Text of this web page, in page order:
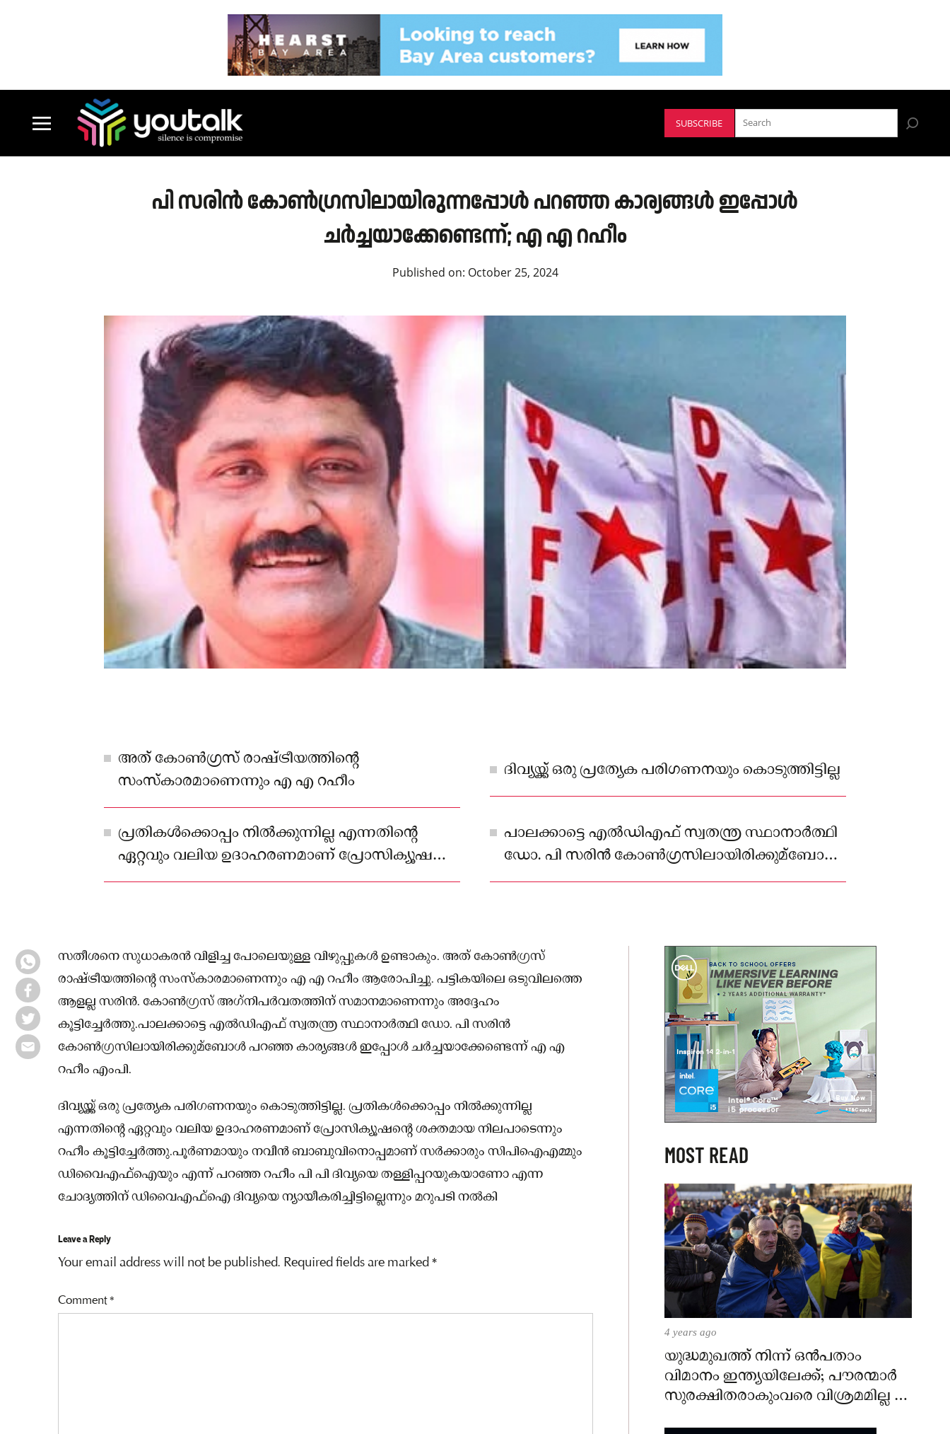
SUBSCRIBE
പി സരിന്‍ കോണ്‍ഗ്രസിലായിരുന്നപ്പോൾ പറഞ്ഞ കാര്യങ്ങള്‍ ഇപ്പോള്‍
ചര്‍ച്ചയാക്കേണ്ടെന്ന്; എ എ റഹീം
Published on: October 25, 2024
അത് കോണ്‍ഗ്രസ് രാഷ്ട്രീയത്തിന്റെ
സംസ്‌കാരമാണെന്നും എ എ റഹീം
ദിവ്യയ്ക്ക് ഒരു പ്രത്യേക പരിഗണനയും കൊടുത്തിട്ടില്ല
പ്രതികള്‍ക്കൊപ്പം നില്‍ക്കുന്നില്ല എന്നതിന്റെ
ഏറ്റവും വലിയ ഉദാഹരണമാണ് പ്രോസിക്യൂഷന്റെ
ശക്തമായ നിലപാടെന്നും റഹീം
പാലക്കാട്ടെ എല്‍ഡിഎഫ് സ്വതന്ത്ര സ്ഥാനാര്‍ത്ഥി
ഡോ. പി സരിന്‍ കോണ്‍ഗ്രസിലായിരിക്കുമ്ബോള്‍
പറഞ്ഞ കാര്യങ്ങള്‍ ഇപ്പോള്‍ ചര്‍ച്ചയാക്കേണ്ട
സതീശനെ സുധാകരന്‍ വിളിച്ച പോലെയുള്ള വിഴുപ്പുകള്‍ ഉണ്ടാകും. അത് കോണ്‍ഗ്രസ്
രാഷ്ട്രീയത്തിന്റെ സംസ്‌കാരമാണെന്നും എ എ റഹീം ആരോപിച്ചു. പട്ടികയിലെ ഒടുവിലത്തെ
ആളല്ല സരിന്‍. കോണ്‍ഗ്രസ് അഗ്‌നിപര്‍വതത്തിന് സമാനമാണെന്നും അദ്ദേഹം
കൂട്ടിച്ചേര്‍ത്തു.പാലക്കാട്ടെ എല്‍ഡിഎഫ് സ്വതന്ത്ര സ്ഥാനാര്‍ത്ഥി ഡോ. പി സരിന്‍
കോണ്‍ഗ്രസിലായിരിക്കുമ്ബോള്‍ പറഞ്ഞ കാര്യങ്ങള്‍ ഇപ്പോള്‍ ചര്‍ച്ചയാക്കേണ്ടെന്ന് എ എ
റഹീം എംപി.
ദിവ്യയ്ക്ക് ഒരു പ്രത്യേക പരിഗണനയും കൊടുത്തിട്ടില്ല. പ്രതികള്‍ക്കൊപ്പം നില്‍ക്കുന്നില്ല
എന്നതിന്റെ ഏറ്റവും വലിയ ഉദാഹരണമാണ് പ്രോസിക്യൂഷന്റെ ശക്തമായ നിലപാടെന്നും
റഹീം കൂട്ടിച്ചേര്‍ത്തു.പൂര്‍ണമായും നവീന്‍ ബാബുവിനൊപ്പമാണ് സര്‍ക്കാരും സിപിഐഎമ്മും
ഡിവൈഎഫ്‌ഐയും എന്ന് പറഞ്ഞ റഹീം പി പി ദിവ്യയെ തള്ളിപ്പറയുകയാണോ എന്ന
ചോദ്യത്തിന് ഡിവൈഎഫ്‌ഐ ദിവ്യയെ ന്യായീകരിച്ചിട്ടില്ലെന്നും മറുപടി നല്‍കി
Leave a Reply
Your email address will not be published. Required fields are marked*
Comment*
MOST READ
4 years ago
യുദ്ധമുഖത്ത് നിന്ന് ഒൻപതാം
വിമാനം ഇന്ത്യയിലേക്ക്; പൗരന്മാർ
സുരക്ഷിതരാകുംവരെ വിശ്രമമില്ല –